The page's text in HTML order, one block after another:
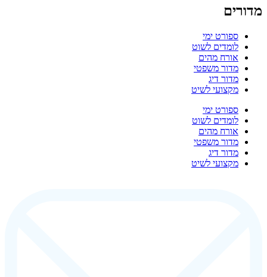
מדורים
ספורט ימי
לומדים לשוט
אורח מהים
מדור משפטי
מדור דיג
מקצועי לשיט
ספורט ימי
לומדים לשוט
אורח מהים
מדור משפטי
מדור דיג
מקצועי לשיט